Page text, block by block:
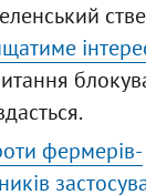
фермерів-